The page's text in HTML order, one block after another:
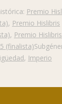
Premio
, Premio Hislibris
, Premio Hislibris
(finalista)
, Imperio